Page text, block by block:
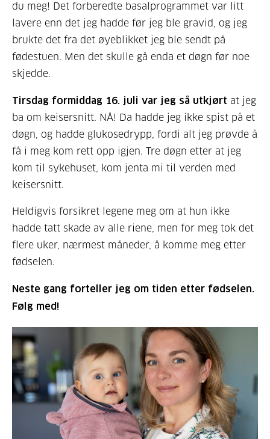
du meg! Det forberedte basalprogrammet var litt
lavere enn det jeg hadde før jeg ble gravid, og jeg
brukte det fra det øyeblikket jeg ble sendt på
fødestuen. Men det skulle gå enda et døgn før noe
skjedde.
Tirsdag formiddag 16. juli var jeg så utkjørt at jeg
ba om keisersnitt. NÅ! Da hadde jeg ikke spist på et
døgn, og hadde glukosedrypp, fordi alt jeg prøvde å
få i meg kom rett opp igjen. Tre døgn etter at jeg
kom til sykehuset, kom jenta mi til verden med
keisersnitt.
Heldigvis forsikret legene meg om at hun ikke
hadde tatt skade av alle riene, men for meg tok det
flere uker, nærmest måneder, å komme meg etter
fødselen.
Neste gang forteller jeg om tiden etter fødselen.
Følg med!